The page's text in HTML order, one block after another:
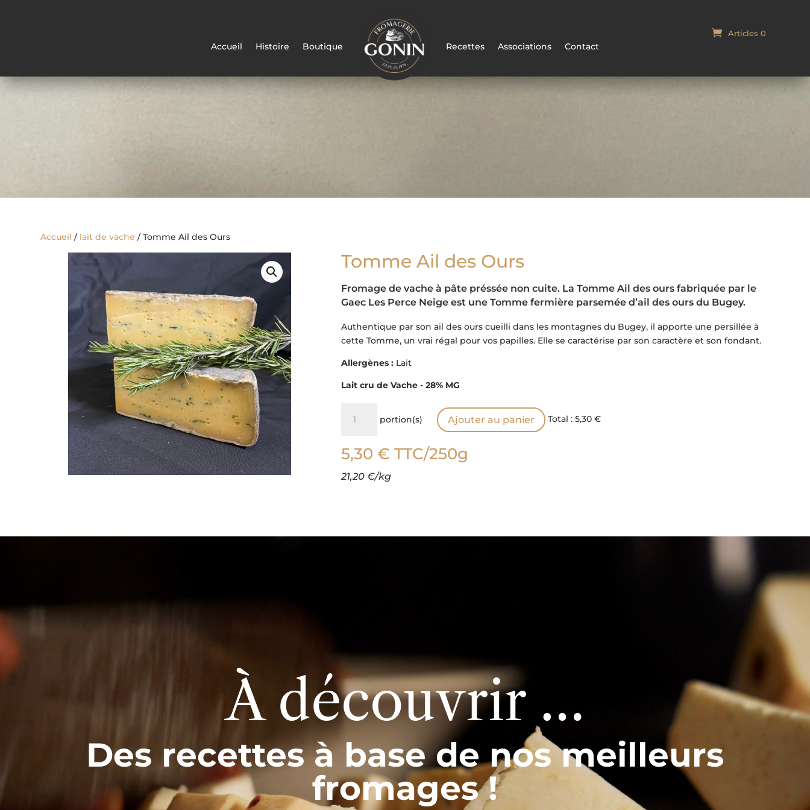
Accueil Histoire Boutique Recettes Associations Contact
Articles 0
Accueil / lait de vache / Tomme Ail des Ours
Tomme Ail des Ours
Fromage de vache à pâte préssée non cuite. La Tomme Ail des ours fabriquée par le
Gaec Les Perce Neige est une Tomme fermière parsemée d’ail des ours du Bugey.
Authentique par son ail des ours cueilli dans les montagnes du Bugey, il apporte une persillée à
cette Tomme, un vrai régal pour vos papilles. Elle se caractérise par son caractère et son fondant.
Allergènes :Lait
Lait cru de Vache - 28% MG
Ail
des
Ours
portion(s) Ajouter au panier Total : 5,30 €
5,30 € TTC/250g
21,20 €/kg
À découvrir …
Des recettes à base de nos meilleurs
fromages !